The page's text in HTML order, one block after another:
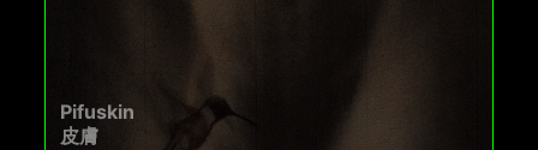
Pifuskin
皮膚